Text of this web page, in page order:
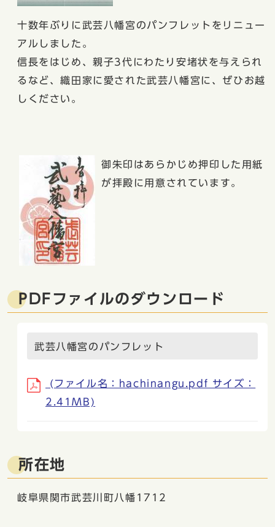
十数年ぶりに武芸八幡宮のパンフレットをリニュー
アルしました。
信長をはじめ、親子3代にわたり安堵状を与えられ
るなど、織田家に愛された武芸八幡宮に、ぜひお越
しください。
御朱印はあらかじめ押印した用紙
が拝殿に用意されています。
PDFファイルのダウンロード
武芸八幡宮のパンフレット
(ファイル名：hachinangu.pdf サイズ：
2.41MB)
所在地
岐阜県関市武芸川町八幡1712